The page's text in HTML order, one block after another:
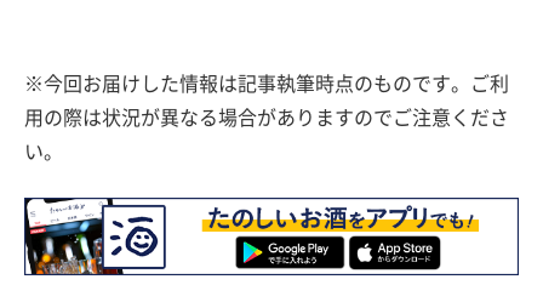
※今回お届けした情報は記事執筆時点のものです。ご利
用の際は状況が異なる場合がありますのでご注意くださ
い。